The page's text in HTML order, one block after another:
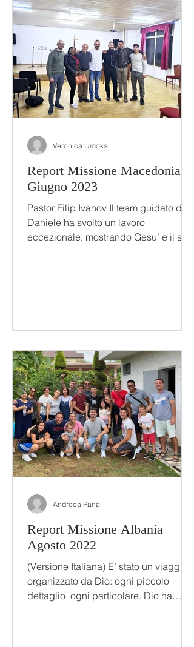
Report Missione Macedonia
Giugno 2023
Pastor Filip Ivanov Il team guidato da
Daniele ha svolto un lavoro
eccezionale, mostrando Gesu’ e il suo
Veronica Umoka
Report Missione Albania
Agosto 2022
(Versione Italiana) E’ stato un viaggio
organizzato da Dio: ogni piccolo
dettaglio, ogni particolare. Dio ha
Andreea Pana